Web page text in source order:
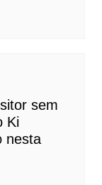
sem
Ki
nesta